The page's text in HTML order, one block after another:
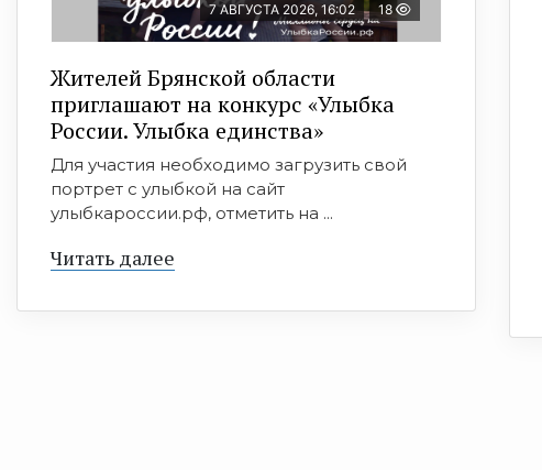
7 АВГУСТА 2026, 16:02 18
Жителей Брянской области
приглашают на конкурс «Улыбка
России. Улыбка единства»
Для участия необходимо загрузить свой
портрет с улыбкой на сайт
улыбкароссии.рф, отметить на ...
Читать далее